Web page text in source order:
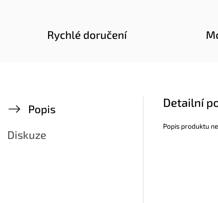
Rychlé doručení
Popis
Diskuze
Detailní
Popis produktu